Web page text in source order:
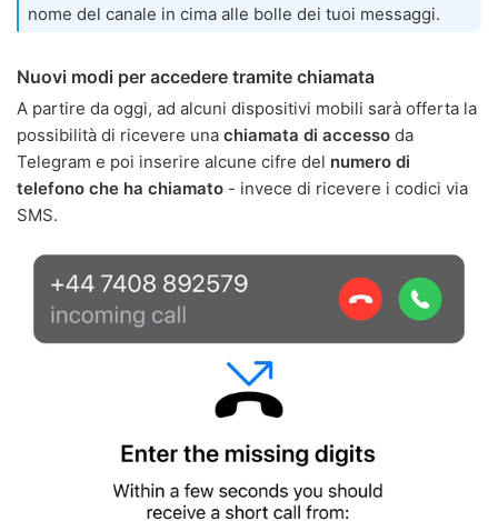
nome del canale in cima alle bolle dei tuoi messaggi.
Nuovi modi per accedere tramite chiamata
A partire da oggi, ad alcuni dispositivi mobili sarà offerta la
possibilità di ricevere una chiamata di accesso da
Telegram e poi inserire alcune cifre del numero di
telefono che ha chiamato - invece di ricevere i codici via
SMS.